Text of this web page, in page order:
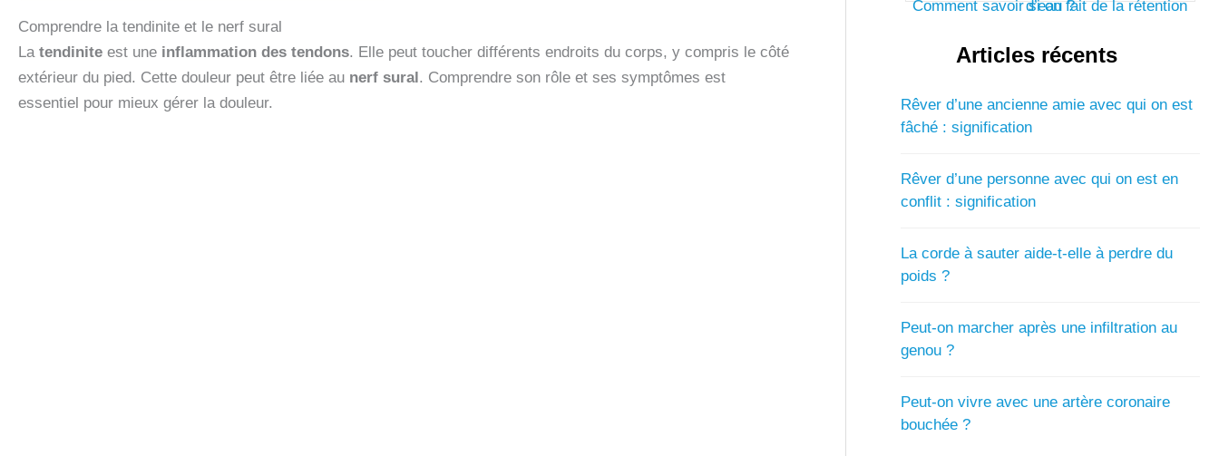
Comprendre la tendinite et le nerf sural
La tendinite est une inflammation des tendons. Elle peut toucher différents endroits du corps, y compris le côté
extérieur du pied. Cette douleur peut être liée au nerf sural. Comprendre son rôle et ses symptômes est
essentiel pour mieux gérer la douleur.
Comment savoir si on fait de la rétention d’eau ?
Articles récents
Rêver d’une ancienne amie avec qui on est
fâché : signification
Rêver d’une personne avec qui on est en
conflit : signification
La corde à sauter aide-t-elle à perdre du
poids ?
Peut-on marcher après une infiltration au
genou ?
Peut-on vivre avec une artère coronaire
bouchée ?